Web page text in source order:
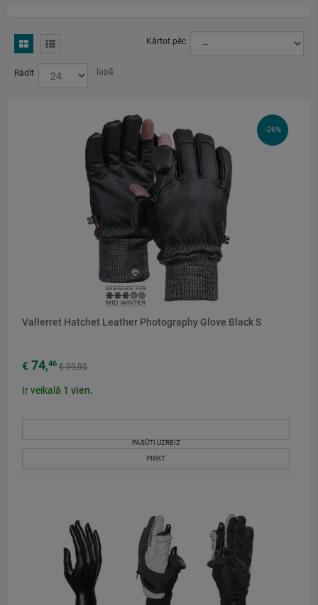
Web: https://photographygloves.com/pages/contact-us
CheckedAt: 2026-04-01
Source: photographygloves.com
Name: Focus Nordic AB
Address: Bergsjödalen 48, 415 68 Gothenburg, Sweden
Web: https://www.focusnordic.com/contact-us/
Source: Google Maps
CheckedAt: 2026-03-24
Kārtot pēc
Rādīt lapā
-26%
Vallerret Hatchet Leather Photography Glove Black S
€ 74,46 € 99,95
Ir veikalā 1 vien.
PASŪTI UZREIZ
PIRKT